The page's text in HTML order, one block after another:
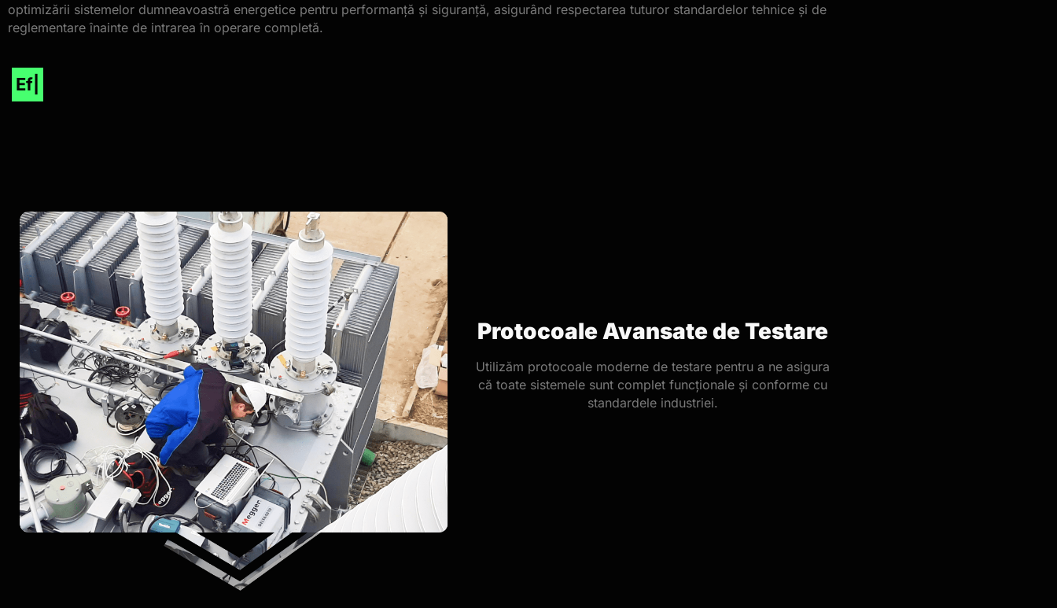
optimizării sistemelor dumneavoastră energetice pentru performanță și siguranță, asigurând respectarea tuturor standardelor tehnice și de
reglementare înainte de intrarea în operare completă.
Protocoale Avansate de Testare
Utilizăm protocoale moderne de testare pentru a ne asigura
că toate sistemele sunt complet funcționale și conforme cu
standardele industriei.